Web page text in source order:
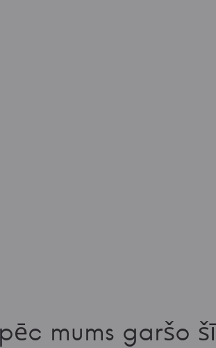
mums garšo